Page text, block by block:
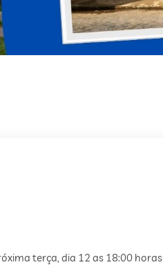
terça, dia 12 as 18:00 horas